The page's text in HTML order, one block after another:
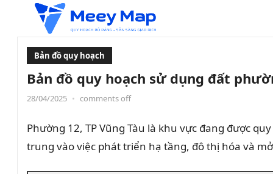
Bản đồ quy hoạch
Bản đồ quy hoạch sử dụng đất
28/04/2025 • comments off
Phường 12, TP Vũng Tàu là khu vực đang được
trung vào việc phát triển hạ tầng, đô thị hóa và